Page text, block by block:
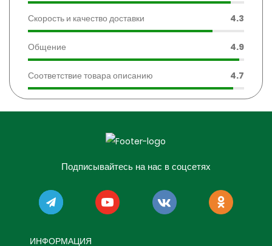
Скорость и качество доставки 4.3
Общение 4.9
Соответствие товара описанию 4.7
Подписывайтесь на нас в соцсетях
ИНФОРМАЦИЯ